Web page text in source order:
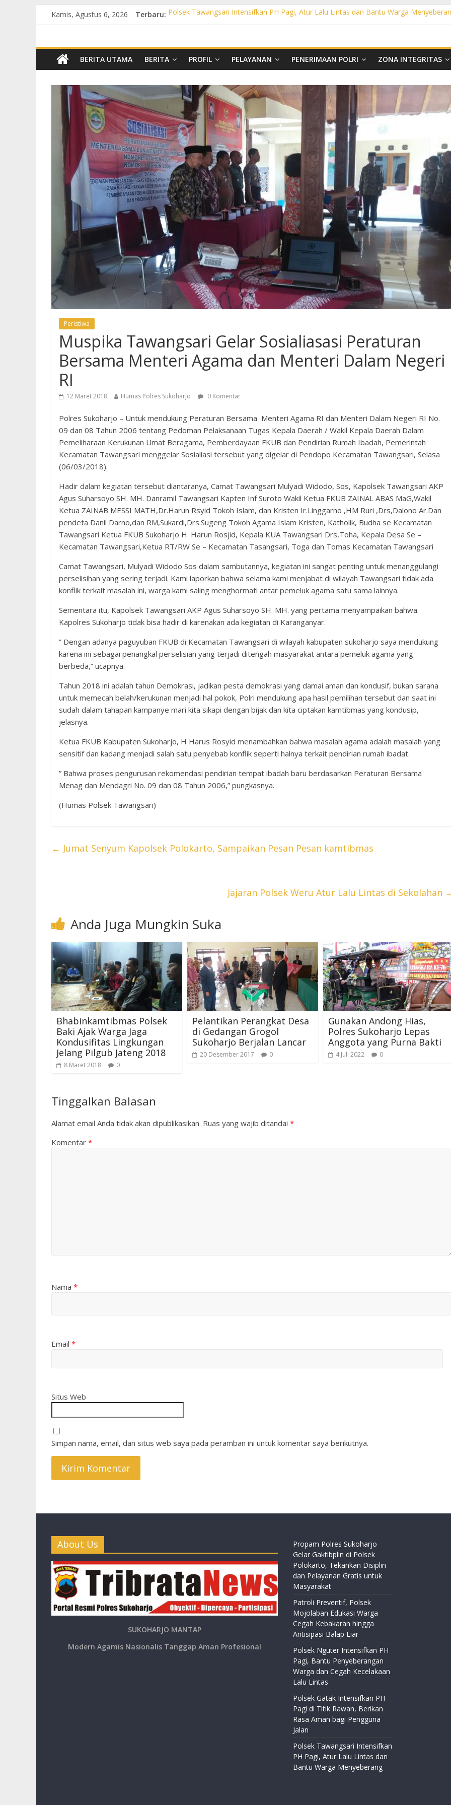
Kamis, Agustus 6, 2026 Terbaru: Polsek Tawangsari Intensifkan PH Pagi, Atur Lalu Lintas dan Bantu Warga
Polsek Nguter Intensifkan PH Pagi, Bantu Penyeberangan Warga dan Cegah
Polsek Gatak Intensifkan PH Pagi di Titik Rawan, Berikan Rasa Aman bagi Pengguna
BERITA UTAMA BERITA PROFIL PELAYANAN PENERIMAAN POLRI ZONA INTEGRITAS
Peristiwa
Muspika Tawangsari Gelar Sosialiasasi Peraturan
Bersama Menteri Agama dan Menteri Dalam Negeri
RI
12 Maret 2018 Humas Polres Sukoharjo 0 Komentar
Polres Sukoharjo – Untuk mendukung Peraturan Bersama Menteri Agama RI dan Menteri Dalam Negeri RI No.
09 dan 08 Tahun 2006 tentang Pedoman Pelaksanaan Tugas Kepala Daerah / Wakil Kepala Daerah Dalam
Pemeliharaan Kerukunan Umat Beragama, Pemberdayaan FKUB dan Pendirian Rumah Ibadah, Pemerintah
Kecamatan Tawangsari menggelar Sosialiasi tersebut yang digelar di Pendopo Kecamatan Tawangsari, Selasa
(06/03/2018).
Hadir dalam kegiatan tersebut diantaranya, Camat Tawangsari Mulyadi Widodo, Sos, Kapolsek Tawangsari AKP
Agus Suharsoyo SH. MH. Danramil Tawangsari Kapten Inf Suroto Wakil Ketua FKUB ZAINAL ABAS MaG,Wakil
Ketua ZAINAB MESSI MATH,Dr.Harun Rsyid Tokoh Islam, dan Kristen Ir.Linggarno ,HM Ruri ,Drs,Dalono Ar.Dan
pendeta Danil Darno,dan RM,Sukardi,Drs.Sugeng Tokoh Agama Islam Kristen, Katholik, Budha se Kecamatan
Tawangsari Ketua FKUB Sukoharjo H. Harun Rosjid, Kepala KUA Tawangsari Drs,Toha, Kepala Desa Se –
Kecamatan Tawangsari,Ketua RT/RW Se – Kecamatan Tasangsari, Toga dan Tomas Kecamatan Tawangsari
Camat Tawangsari, Mulyadi Widodo Sos dalam sambutannya, kegiatan ini sangat penting untuk menanggulangi
perselisihan yang sering terjadi. Kami laporkan bahwa selama kami menjabat di wilayah Tawangsari tidak ada
konflik terkait masalah ini, warga kami saling menghormati antar pemeluk agama satu sama lainnya.
Sementara itu, Kapolsek Tawangsari AKP Agus Suharsoyo SH. MH. yang pertama menyampaikan bahwa
Kapolres Sukoharjo tidak bisa hadir di karenakan ada kegiatan di Karanganyar.
” Dengan adanya paguyuban FKUB di Kecamatan Tawangsari di wilayah kabupaten sukoharjo saya mendukung
karena ini sebagai penangkal perselisian yang terjadi ditengah masyarakat antara pemeluk agama yang
berbeda,” ucapnya.
Tahun 2018 ini adalah tahun Demokrasi, jadikan pesta demokrasi yang damai aman dan kondusif, bukan sarana
untuk memecah belah/kerukunan menjadi hal pokok, Polri mendukung apa hasil pemilihan tersebut dan saat ini
sudah dalam tahapan kampanye mari kita sikapi dengan bijak dan kita ciptakan kamtibmas yang kondusip,
jelasnya.
Ketua FKUB Kabupaten Sukoharjo, H Harus Rosyid menambahkan bahwa masalah agama adalah masalah yang
sensitif dan kadang menjadi salah satu penyebab konflik seperti halnya terkait pendirian rumah ibadat.
” Bahwa proses pengurusan rekomendasi pendirian tempat ibadah baru berdasarkan Peraturan Bersama
Menag dan Mendagri No. 09 dan 08 Tahun 2006,” pungkasnya.
(Humas Polsek Tawangsari)
← Jumat Senyum Kapolsek Polokarto, Sampaikan Pesan Pesan kamtibmas
Jajaran Polsek Weru Atur Lalu Lintas di Sekolahan
Anda Juga Mungkin Suka
Bhabinkamtibmas Polsek
Baki Ajak Warga Jaga
Kondusifitas Lingkungan
Jelang Pilgub Jateng 2018
8 Maret 2018 0
Pelantikan Perangkat Desa
di Gedangan Grogol
Sukoharjo Berjalan Lancar
20 Desember 2017 0
Gunakan Andong Hias,
Polres Sukoharjo Lepas
Anggota yang Purna Bakti
4 Juli 2022 0
Tinggalkan Balasan
Alamat email Anda tidak akan dipublikasikan. Ruas yang wajib ditandai *
Komentar *
Nama *
Email *
Situs Web
Simpan nama, email, dan situs web saya pada peramban ini untuk komentar saya berikutnya.
About Us
SUKOHARJO MANTAP
Modern Agamis Nasionalis Tanggap Aman Profesional
Propam Polres Sukoharjo
Gelar Gaktibplin di Polsek
Polokarto, Tekankan Disiplin
dan Pelayanan Gratis untuk
Masyarakat
Patroli Preventif, Polsek
Mojolaban Edukasi Warga
Cegah Kebakaran hingga
Antisipasi Balap Liar
Polsek Nguter Intensifkan PH
Pagi, Bantu Penyeberangan
Warga dan Cegah Kecelakaan
Lalu Lintas
Polsek Gatak Intensifkan PH
Pagi di Titik Rawan, Berikan
Rasa Aman bagi Pengguna
Jalan
Polsek Tawangsari Intensifkan
PH Pagi, Atur Lalu Lintas dan
Bantu Warga Menyeberang